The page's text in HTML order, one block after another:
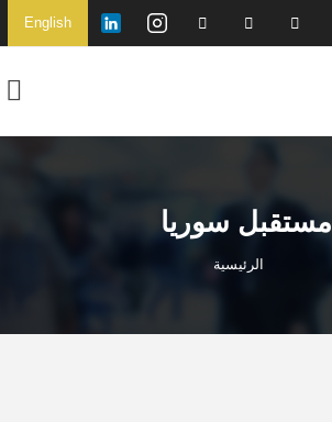
English
مستقبل سوريا
الرئيسية